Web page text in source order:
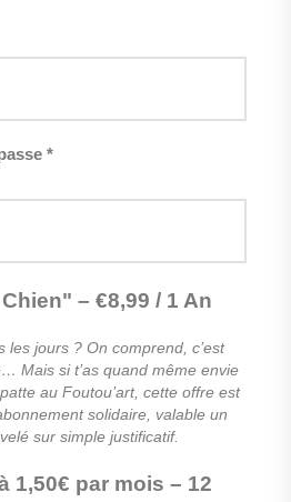
*
– €8,99 / 1 An
les jours ? On comprend, c’est
Mais si t’as quand même envie
au Foutou’art, cette offre est
solidaire, valable un
sur simple justificatif.
1,50€ par mois – 12